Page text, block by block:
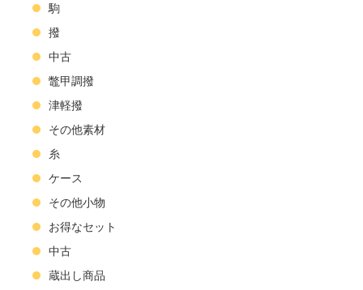
駒
撥
中古
鼈甲調撥
津軽撥
その他素材
糸
ケース
その他小物
お得なセット
中古
蔵出し商品